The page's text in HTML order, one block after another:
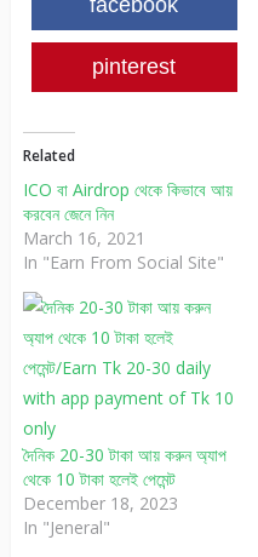
pinterest
Related
ICO বা Airdrop থেকে কিভাবে আয়
করবেন জেনে নিন
March 16, 2021
In "Earn From Social Site"
দৈনিক 20-30 টাকা আয় করুন অ্যাপ
থেকে 10 টাকা হলেই পেমেন্ট
December 18, 2023
In "Jeneral"